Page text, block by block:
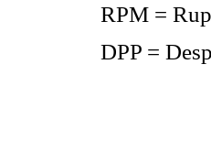
RPM =
DPP =